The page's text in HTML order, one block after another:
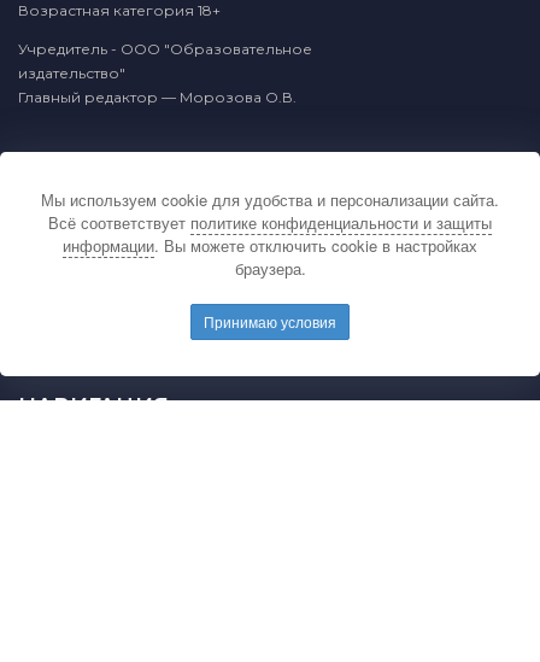
По вопросам связанным с публикацией
материалов на сайте издательства и выдачей
подтверждающих документов обращайтесь на
электронную почту редакции.
mail@pedarticles.ru
+7 (499) 113-47-87
Возрастная категория 18+
Учредитель - ООО "Образовательное
издательство"
Главный редактор — Морозова О.В.
НАВИГАЦИЯ
Мы используем cookie для удобства и персонализации сайта.
Всё соответствует политике конфиденциальности и защиты
информации. Вы можете отключить cookie в настройках
браузера.
Принимаю условия